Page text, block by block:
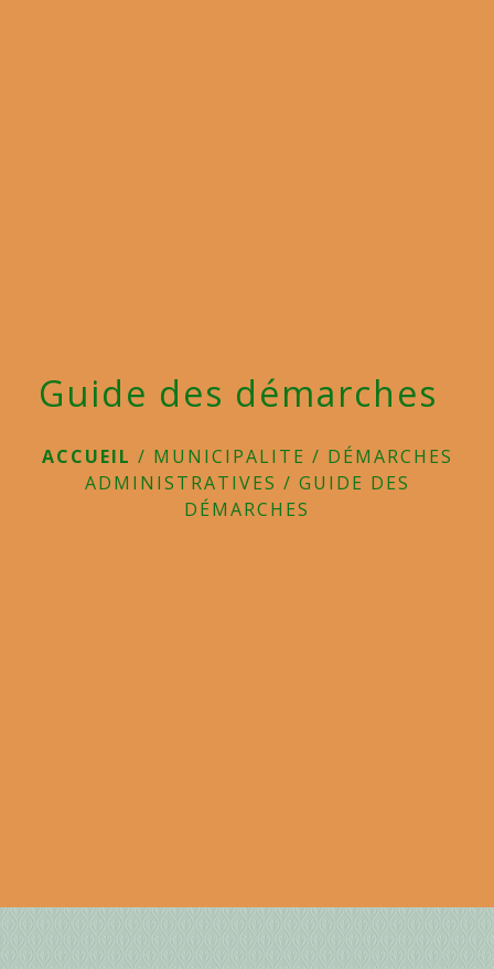
Guide des démarches
ACCUEIL / MUNICIPALITE / DÉMARCHES
ADMINISTRATIVES / GUIDE DES
DÉMARCHES